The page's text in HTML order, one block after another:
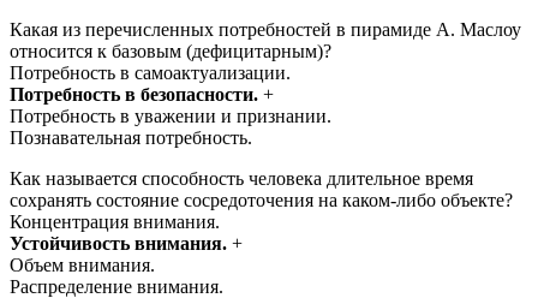
Какая из перечисленных потребностей в пирамиде А. Маслоу
относится к базовым (дефицитарным)?
Потребность в самоактуализации.
Потребность в безопасности. +
Потребность в уважении и признании.
Познавательная потребность.
Как называется способность человека длительное время
сохранять состояние сосредоточения на каком-либо объекте?
Концентрация внимания.
Устойчивость внимания. +
Объем внимания.
Распределение внимания.